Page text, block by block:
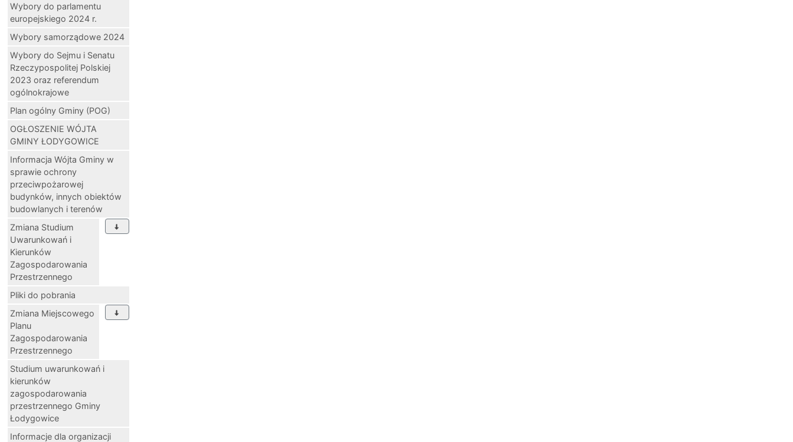
Wybory do parlamentu
europejskiego 2024 r.
Wybory samorządowe 2024
Wybory do Sejmu i Senatu
Rzeczypospolitej Polskiej
2023 oraz referendum
ogólnokrajowe
Plan ogólny Gminy (POG)
OGŁOSZENIE WÓJTA
GMINY ŁODYGOWICE
Informacja Wójta Gminy w
sprawie ochrony
przeciwpożarowej
budynków, innych obiektów
budowlanych i terenów
Zmiana Studium
Uwarunkowań i
Kierunków
Zagospodarowania
Przestrzennego
Pliki do pobrania
Zmiana Miejscowego
Planu
Zagospodarowania
Przestrzennego
Studium uwarunkowań i
kierunków
zagospodarowania
przestrzennego Gminy
Łodygowice
Informacje dla organizacji